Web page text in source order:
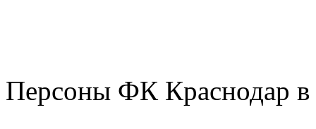
Персоны ФК Краснодар в